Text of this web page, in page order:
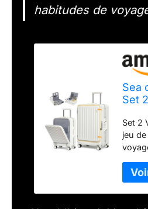
habitudes de
Sea
Set
Set 2
jeu